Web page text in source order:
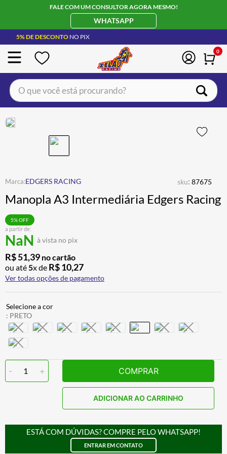
FALE COM UM CONSULTOR AGORA MESMO!
WHATSAPP
5% DE DESCONTO NO PIX
0
O que você está procurando?
EDGERS RACING sku: 87675
Manopla A3 Intermediária Edgers Racing
a partir de:
NaN à vista no pix
5% OFF
R$51,39 no cartão
ou até 5x de R$10,27
Ver todas opções de pagamento
: PRETO
- 1 + COMPRAR
ADICIONAR AO CARRINHO
ESTÁ COM DÚVIDAS? COMPRE PELO WHATSAPP!
ENTRAR EM CONTATO
JAQUETA
4º ÓCULOS SOLAR
5º LUVA
6º
º
8 º CALÇA
9º BOTAS